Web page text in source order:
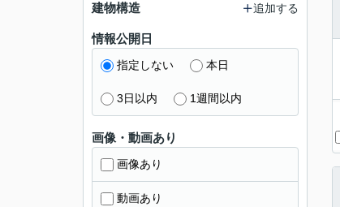
建物構造 追加する
情報公開日
指定しない 本日
3日以内 1週間以内
画像・動画あり
画像あり
動画あり